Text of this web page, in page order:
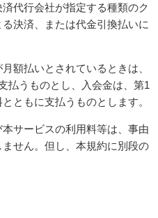
代行会社が指定する種類のク
決済、または代金引換払いに
額払いとされているときは、
払うものとし、入会金は、第1
ともに支払うものとします。
サービスの利用料等は、事由
せん。但し、本規約に別段の